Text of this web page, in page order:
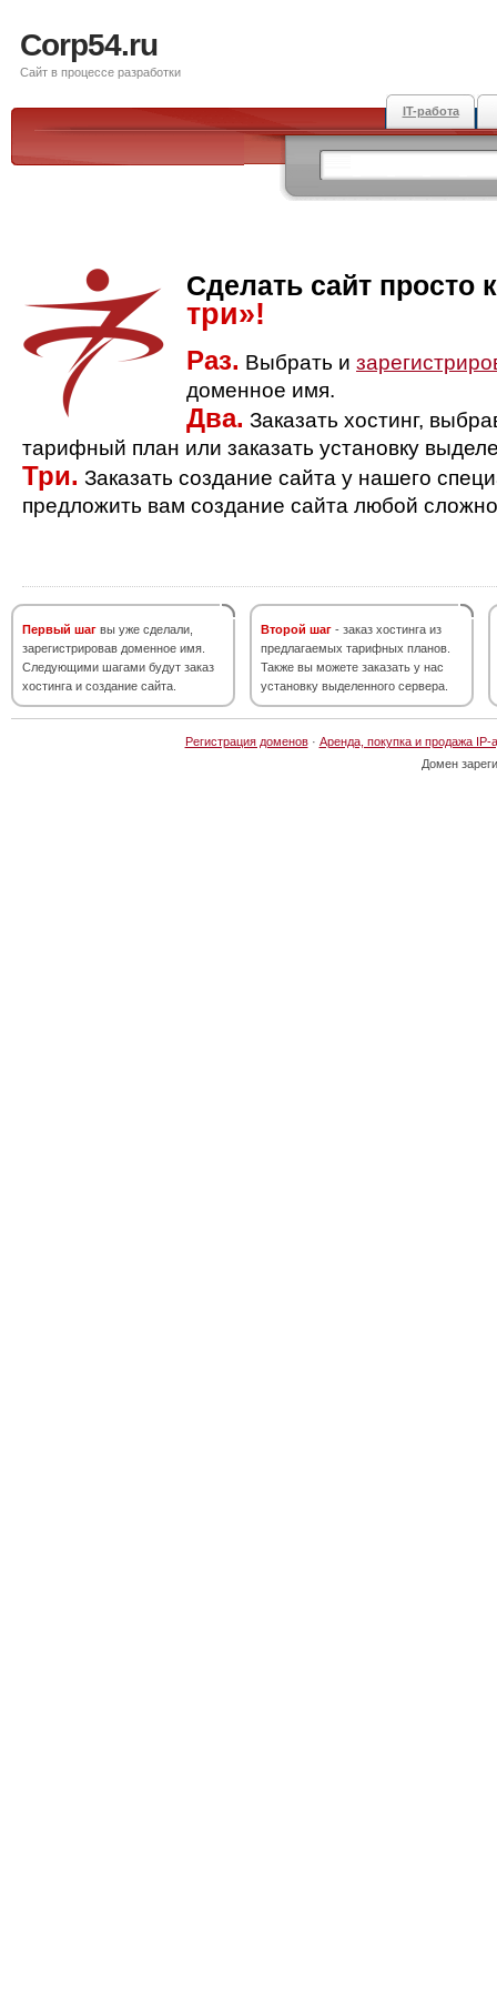
Corp54.ru
Сайт в процессе разработки
IT-работа
Сделать сайт просто
три»!
Раз. Выбрать и
доменное имя.
Два. Заказать хостинг,
тарифный план или заказать установку
Три. Заказать создание сайта у нашего
предложить вам создание сайта любой
Первый шаг вы уже сделали,
зарегистрировав доменное имя.
Следующими шагами будут заказ
хостинга и создание сайта.
Второй шаг - заказ хостинга из
предлагаемых тарифных планов.
Также вы можете заказать у нас
установку выделенного сервера.
Регистрация доменов· Аренда, покупка и продажа IP-
Домен